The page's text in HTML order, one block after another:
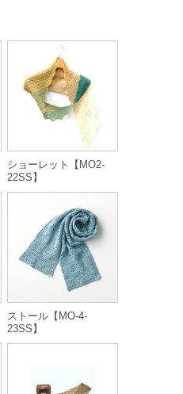
ショーレット【MO2-
22SS】
ストール【MO-4-
23SS】